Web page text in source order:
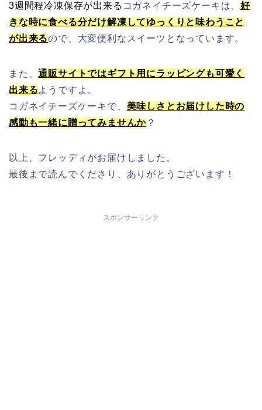
3週間程冷凍保存が出来る コガネイチーズケーキは、好
きな時に食べる分だけ解凍してゆっくりと味わうこと
が出来るので、大変便利なスイーツとなっています。
また、通販サイトではギフト用にラッピングも可愛く
出来るようですよ。
コガネイチーズケーキで、 美味しさとお届けした時の
感動も一緒に贈ってみませんか ？
以上、フレッディがお届けしました。
最後まで読んでくださり、ありがとうございます！
スポンサーリンク